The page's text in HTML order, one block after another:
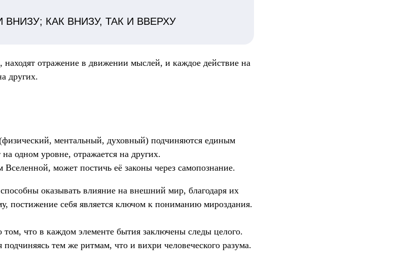
ВНИЗУ; КАК ВНИЗУ, ТАК И ВВЕРХУ
отражение в движении мыслей, и каждое действие на
других.
ментальный, духовный) подчиняются единым
одном уровне, отражается на других.
может постичь её законы через самопознание.
оказывать влияние на внешний мир, благодаря их
постижение себя является ключом к пониманию мироздания.
что в каждом элементе бытия заключены следы целого.
тем же ритмам, что и вихри человеческого разума.